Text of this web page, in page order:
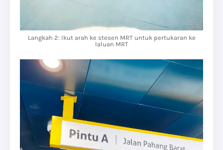
Langkah 2: Ikut arah ke stesen MRT untuk pertukaran ke
laluan MRT